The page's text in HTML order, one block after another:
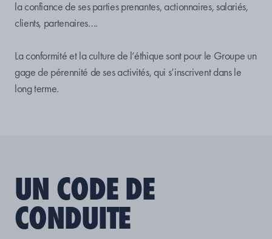
la confiance de ses parties prenantes, actionnaires, salariés,
clients, partenaires….
La conformité et la culture de l’éthique sont pour le Groupe un
gage de pérennité de ses activités, qui s’inscrivent dans le
long terme.
UN CODE DE
CONDUITE